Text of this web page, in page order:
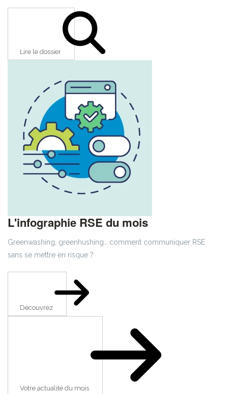
Lire le dossier
L'infographie RSE du mois
Greenwashing, greenhushing… comment communiquer RSE
sans se mettre en risque ?
Découvrez
Votre actualité du mois